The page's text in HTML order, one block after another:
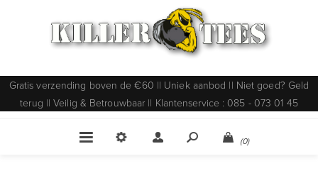
Gratis verzending boven de €60 || Uniek aanbod || Niet goed? Geld
terug || Veilig & Betrouwbaar || Klantenservice : 085 - 073 01 45
(0)